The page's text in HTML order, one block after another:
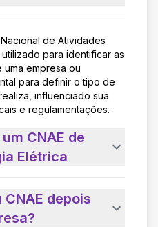
de Atividades
para identificar as
empresa ou
para definir o tipo de
influenciado sua
e regulamentações.
CNAE de
Elétrica
depois